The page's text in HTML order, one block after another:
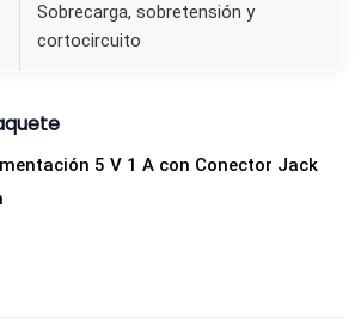
Sobrecarga, sobretensión y
cortocircuito
5 V 1 A con Conector Jack